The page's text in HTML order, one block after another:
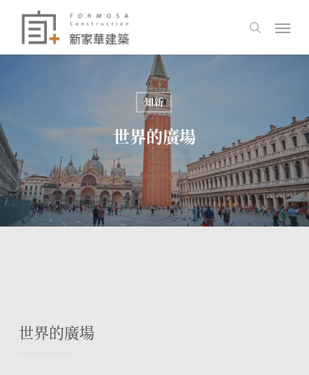
main
search
Menu
知新
世界的廣場
世界的廣場